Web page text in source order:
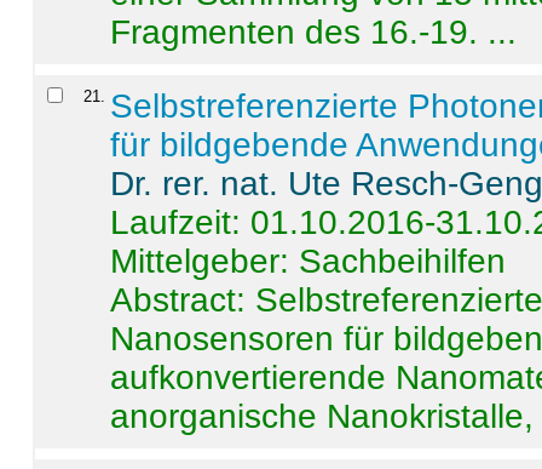
Fragmenten des 16.-19. ...
21
Selbstreferenzierte
für bildgebende
Dr. rer. nat. Ute Resch-
Laufzeit: 01.10.2016-
Mittelgeber: Sachbeihilfen
Abstract:
Nanosensoren für
aufkonvertierende
anorganische